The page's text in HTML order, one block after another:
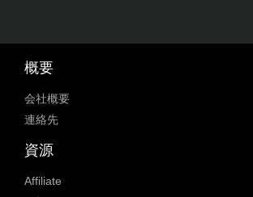
概要
会社概要
連絡先
資源
Affiliate